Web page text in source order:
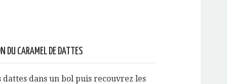
DU CARAMEL DE DATTES
dattes dans un bol puis recouvrez les